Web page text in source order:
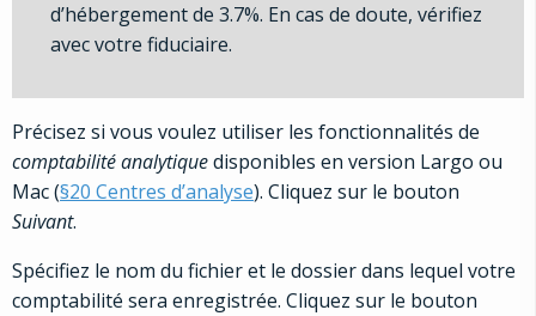
d’hébergement de 3.7%. En cas de doute, vérifiez
avec votre fiduciaire.
Précisez si vous voulez utiliser les fonctionnalités de
comptabilité analytiquedisponibles en version Largo ou
Mac (§20 Centres d’analyse). Cliquez sur le bouton
Suivant.
Spécifiez le nom du fichier et le dossier dans lequel votre
comptabilité sera enregistrée. Cliquez sur le bouton